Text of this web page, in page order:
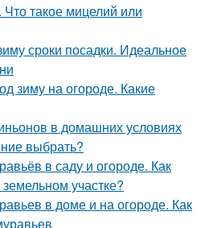
такое мицелий или
сроки посадки. Идеальное
зиму на огороде. Какие
в домашних условиях
выбрать?
в саду и огороде. Как
участке?
в доме и на огороде. Как